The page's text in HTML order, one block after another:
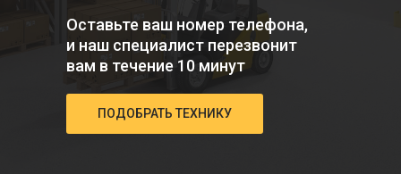
Оставьте ваш номер телефона,
и наш специалист перезвонит
вам в течение 10 минут
ПОДОБРАТЬ ТЕХНИКУ